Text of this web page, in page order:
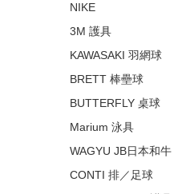
NIKE
3M 護具
KAWASAKI 羽網球
BRETT 棒壘球
BUTTERFLY 桌球
Marium 泳具
WAGYU JB日本和牛
CONTI 排／足球